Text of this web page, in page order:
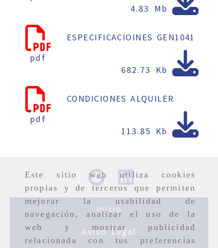
Este sitio web utiliza cookies
propias y de terceros que permiten
mejorar la usabilidad de
navegación, analizar el uso de la
web y mostrar publicidad
relacionada con tus preferencias
4.83 Mb
pdf
ESPECIFICACIOINES GEN1041
682.73 Kb
pdf
CONDICIONES ALQUILER
113.85 Kb
Inicio
Aviso Legal